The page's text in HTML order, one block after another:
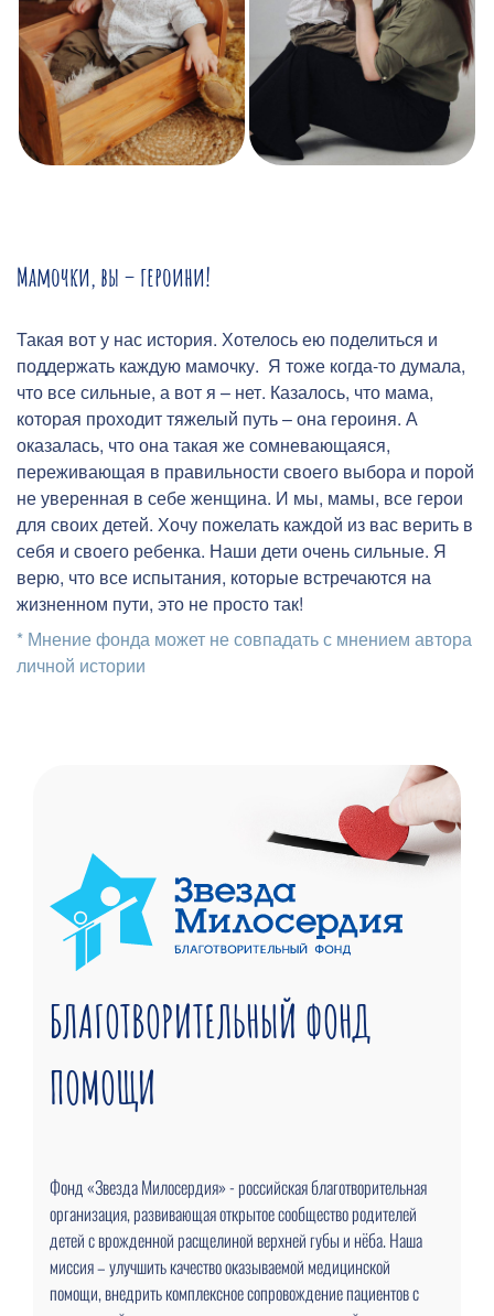
Мамочки, вы – героини!
Такая вот у нас история. Хотелось ею поделиться и
поддержать каждую мамочку. Я тоже когда-то думала,
что все сильные, а вот я – нет. Казалось, что мама,
которая проходит тяжелый путь – она героиня. А
оказалась, что она такая же сомневающаяся,
переживающая в правильности своего выбора и порой
не уверенная в себе женщина. И мы, мамы, все герои
для своих детей. Хочу пожелать каждой из вас верить в
себя и своего ребенка. Наши дети очень сильные. Я
верю, что все испытания, которые встречаются на
жизненном пути, это не просто так!
* Мнение фонда может не совпадать с мнением автора
личной истории
БЛАГОТВОРИТЕЛЬНЫЙ ФОНД
ПОМОЩИ
Фонд «Звезда Милосердия» - российская благотворительная
организация, развивающая открытое сообщество родителей
детей с врожденной расщелиной верхней губы и нёба. Наша
миссия – улучшить качество оказываемой медицинской
помощи, внедрить комплексное сопровождение пациентов с